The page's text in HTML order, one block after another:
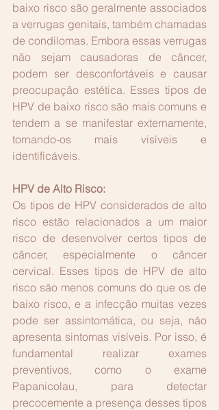
baixo risco são geralmente associados
a verrugas genitais, também chamadas
de condilomas. Embora essas verrugas
não sejam causadoras de câncer,
podem ser desconfortáveis e causar
preocupação estética. Esses tipos de
HPV de baixo risco são mais comuns e
tendem a se manifestar externamente,
tornando-os mais visíveis e
identificáveis.
HPV de Alto Risco:
Os tipos de HPV considerados de alto
risco estão relacionados a um maior
risco de desenvolver certos tipos de
câncer, especialmente o câncer
cervical. Esses tipos de HPV de alto
risco são menos comuns do que os de
baixo risco, e a infecção muitas vezes
pode ser assintomática, ou seja, não
apresenta sintomas visíveis. Por isso, é
fundamental realizar exames
preventivos, como o exame
Papanicolau, para detectar
precocemente a presença desses tipos